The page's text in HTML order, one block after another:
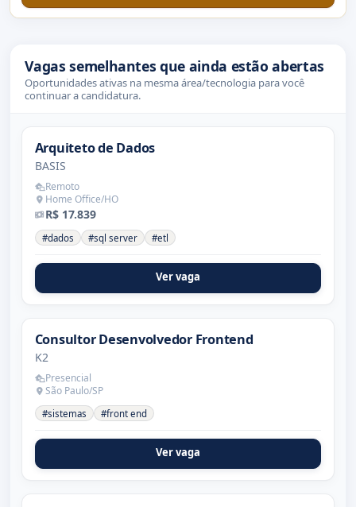
Vagas semelhantes que ainda estão abertas
Oportunidades ativas na mesma área/tecnologia para você
continuar a candidatura.
Arquiteto de Dados
BASIS
Remoto
Home Office/HO
R$ 17.839
#dados #sql server #etl
Ver vaga
Consultor Desenvolvedor Frontend
K2
Presencial
São Paulo/SP
#sistemas #front end
Ver vaga